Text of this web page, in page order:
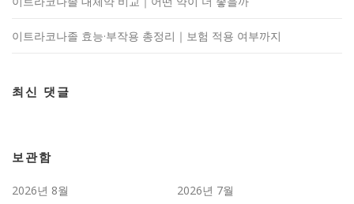
이트라코나졸 효능·부작용 총정리｜보험 적용 여부까지
최신 댓글
보관함
2026년 8월
2026년 7월